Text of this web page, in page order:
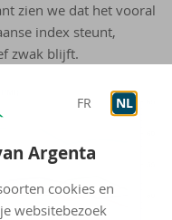
FR NL
Argenta
cookies en
websitebezoek
zien we dat het vooral
index steunt,
zwak blijft.